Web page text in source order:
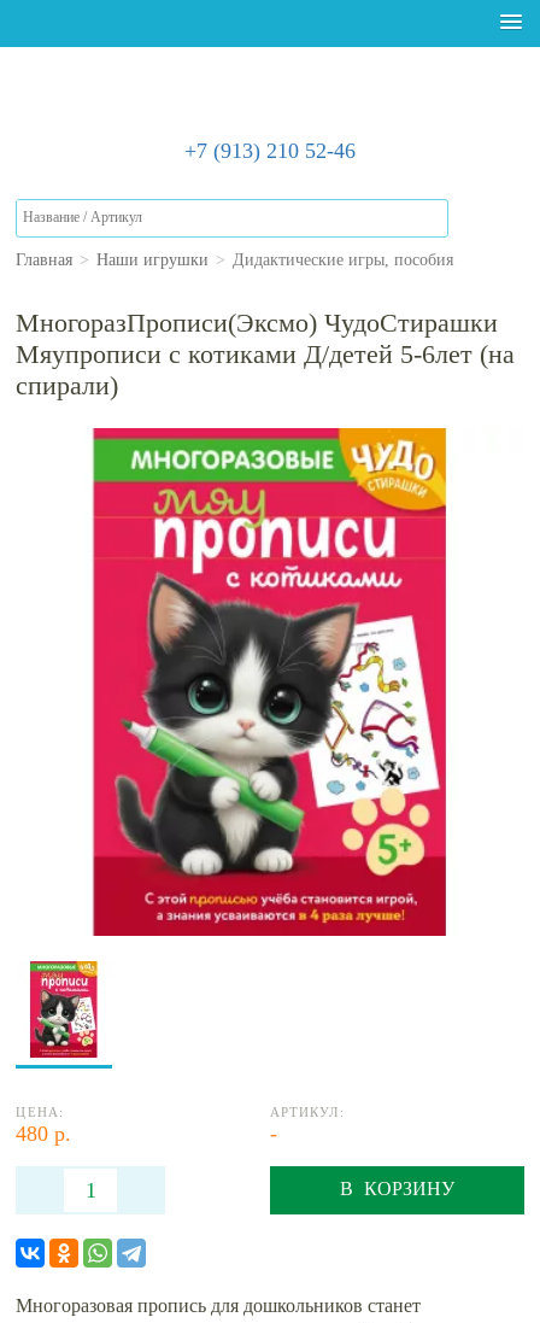
+7 (913) 210 52-46
Главная > Наши игрушки > Дидактические игры, пособия
МногоразПрописи(Эксмо) ЧудоСтирашки
Мяупрописи с котиками Д/детей 5-6лет (на
спирали)
ЦЕНА:
480 р.
АРТИКУЛ:
-
В КОРЗИНУ
Многоразовая пропись для дошкольников станет